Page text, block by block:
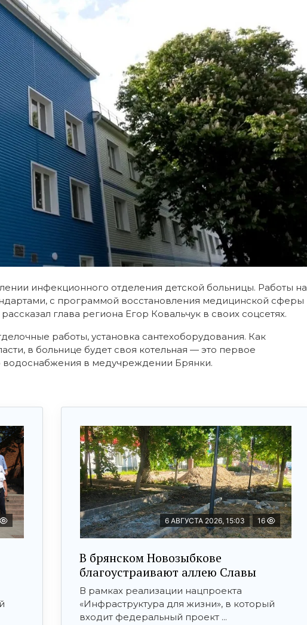
инфекционного отделения детской больницы. Работы на
с программой восстановления медицинской сферы
глава региона Егор Ковальчук в своих соцсетях.
работы, установка сантехоборудования. Как
в больнице будет своя котельная — это первое
водоснабжения в медучреждении Брянки.
6 АВГУСТА 2026, 15:03 16
В брянском Новозыбкове
благоустраивают аллею Славы
В рамках реализации нацпроекта
«Инфраструктура для жизни», в который
входит федеральный проект ...